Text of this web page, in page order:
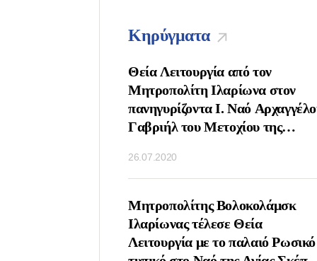
Κηρύγματα
Θεία Λειτουργία από τον
Μητροπολίτη Ιλαρίωνα στον
πανηγυρίζοντα Ι. Ναό
Γαβριήλ του Μετοχίου της
Μόσχα
26.07.2020
Μητροπολίτης Βολοκολάμσκ
Ιλαρίωνας τέλεσε Θεία
Λειτουργία με το παλαιό Ρωσικό